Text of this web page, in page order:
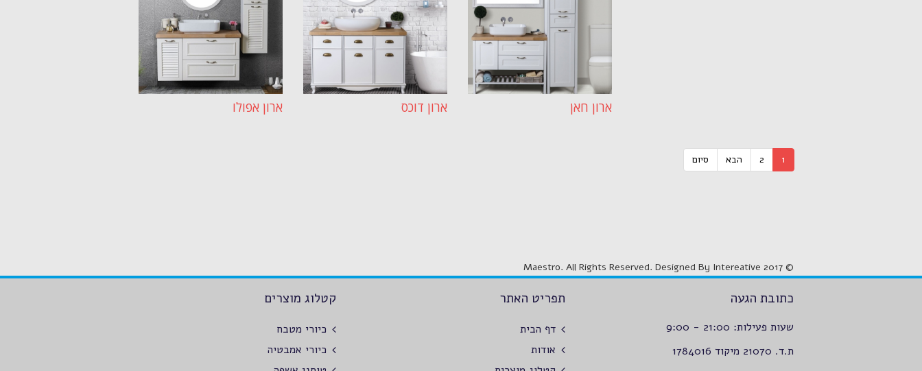
ארון חאן ארון דוכס ארון אפולו
1
2 הבא סיום
© 2017 Maestro. All Rights Reserved. Designed By Intereative
כתובת הגעה
שעות פעילות: 21:00 - 9:00
ת.ד. 21070 מיקוד 1784016
תפריט האתר
דף הבית
אודות
קטלוג מוצרים
כיורי מטבח
כיורי אמבטיה